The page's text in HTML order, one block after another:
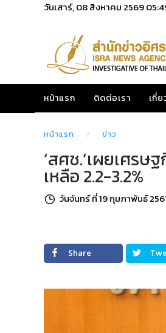
วันเสาร์, 08 สิงหาคม 2569
หน้าแรก ติดต่อเรา เกี่
หน้าแรก ข่าว
‘สศช.’เผยเศรษ
เหลือ 2.2-3.2%
วันจันทร์ ที่ 19 กุมภาพันธ์
Share